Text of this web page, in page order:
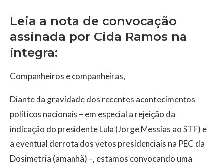
Leia a nota de convocação
assinada por Cida Ramos na
íntegra:
Companheiros e companheiras,
Diante da gravidade dos recentes acontecimentos
políticos nacionais – em especial a rejeição da
indicação do presidente Lula (Jorge Messias ao STF) e
a eventual derrota dos vetos presidenciais na PEC da
Dosimetria (amanhã) –, estamos convocando uma